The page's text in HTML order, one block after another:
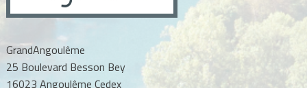
GrandAngoulême
25 Boulevard Besson Bey
16023 Angoulême Cedex